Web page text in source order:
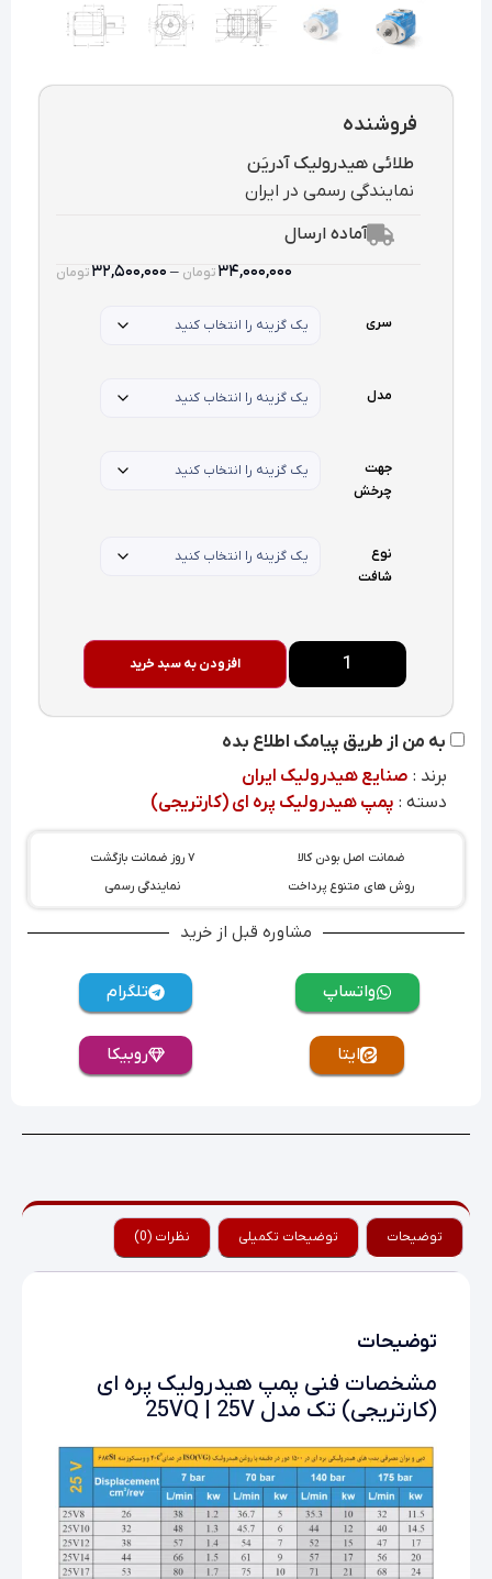
فروشنده
طلائی هیدرولیک آدریَن
نمایندگی رسمی در ایران
آماده ارسال
۳۴,۰۰۰,۰۰۰تومان – ۳۲,۵۰۰,۰۰۰تومان
سری
مدل
جهت
چرخش
نوع
شافت
افزودن به سبد خرید
به من از طریق پیامک اطلاع بده
برند : صنایع هیدرولیک ایران
دسته : پمپ هیدرولیک پره ای (کارتریجی)
ضمانت اصل بودن کالا
۷ روز ضمانت بازگشت
روش های متنوع پرداخت
نمایندگی رسمی
مشاوره قبل از خرید
واتساپ تلگرام
ایتا روبیکا
توضیحات توضیحات تکمیلی نظرات (0)
توضیحات
مشخصات فنی پمپ هیدرولیک پره ای
(کارتریجی) تک مدل 25VQ | 25V